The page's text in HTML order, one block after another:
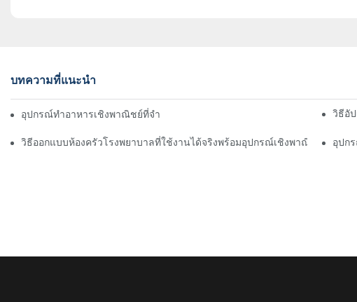
บทความที่แนะนำ
อุปกรณ์ทำอาหารเชิงพาณิชย์ที่จำเป็นสำหรับห้องครัวโรงแรมสมัยใหม่ วิธีอั
วิธีออกแบบห้องครัวโรงพยาบาลที่ใช้งานได้จริงพร้อมอุปกรณ์เชิงพาณิชย์ อุปก